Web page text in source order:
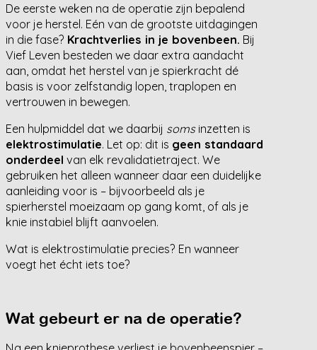
De eerste weken na de operatie zijn bepalend
voor je herstel. Eén van de grootste uitdagingen
in die fase? Krachtverlies in je bovenbeen. Bij
Vief Leven besteden we daar extra aandacht
aan, omdat het herstel van je spierkracht dé
basis is voor zelfstandig lopen, traplopen en
vertrouwen in bewegen.
Een hulpmiddel dat we daarbij somsinzetten is
elektrostimulatie. Let op: dit is geen standaard
onderdeel van elk revalidatietraject. We
gebruiken het alleen wanneer daar een duidelijke
aanleiding voor is – bijvoorbeeld als je
spierherstel moeizaam op gang komt, of als je
knie instabiel blijft aanvoelen.
Wat is elektrostimulatie precies? En wanneer
voegt het écht iets toe?
Wat gebeurt er na de operatie?